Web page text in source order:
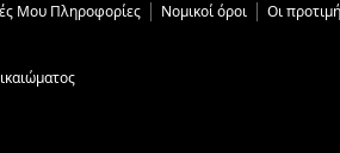
Μου Πληροφορίες Νομικοί όροι Οι